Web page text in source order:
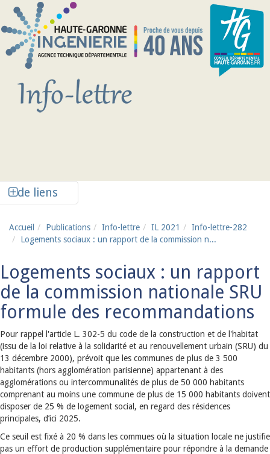
Aller au contenu principal
de liens
Accueil Publications Info-lettre IL 2021
Info-lettre-282
Logements sociaux : un rapport de la commission n...
Logements sociaux : un rapport
de la commission nationale SRU
formule des recommandations
Pour rappel l'article L. 302-5 du code de la construction et de l'habitat
(issu de la loi relative à la solidarité et au renouvellement urbain (SRU) du
13 décembre 2000), prévoit que les communes de plus de 3 500
habitants (hors agglomération parisienne) appartenant à des
agglomérations ou intercommunalités de plus de 50 000 habitants
comprenant au moins une commune de plus de 15 000 habitants doivent
disposer de 25 % de logement social, en regard des résidences
principales, d’ici 2025.
Ce seuil est fixé à 20 % dans les commues où la situation locale ne justifie
pas un effort de production supplémentaire pour répondre à la demande